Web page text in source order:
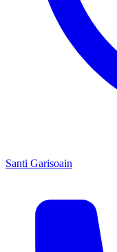
Santi Garisoain